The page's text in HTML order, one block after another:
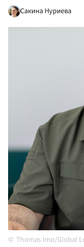
Сакина Нуриева
Thomas Imo/Global